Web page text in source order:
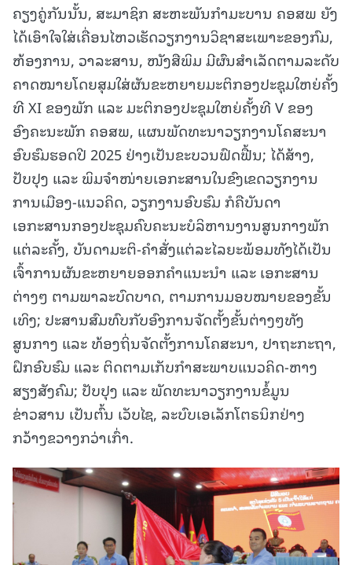
ຄຽງຄູ່ກັນນັ້ນ, ສະມາຊິກ ສະຫະພັນກໍາມະບານ ຄອສພ ຍັງ
ໄດ້ເອົາໃຈໃສ່ເຄື່ອນໄຫວເຮັດວຽກງານວິຊາສະເພາະຂອງກົມ,
ຫ້ອງການ, ວາລະສານ, ໜັງສືພິມ ມີຜົນສໍາເລັດຕາມລະດັບ
ຄາດໝາຍໂດຍສຸມໃສ່ຜັນຂະຫຍາຍມະຕິກອງປະຊຸມໃຫຍ່ຄັ້ງ
ທີ XI ຂອງພັກ ແລະ ມະຕິກອງປະຊຸມໃຫຍ່ຄັ້ງທີ V ຂອງ
ອົງຄະນະພັກ ຄອສພ, ແຜນພັດທະນາວຽກງານໂຄສະນາ
ອົບຮົມຮອດປີ 2025 ຢ່າງເປັນຂະບວນຟົດຟື້ນ; ໄດ້ສ້າງ,
ປັບປຸງ ແລະ ພິມຈຳໜ່າຍເອກະສານໃນຂົງເຂດວຽກງານ
ການເມືອງ-ແນວຄິດ, ວຽກງານອົບຮົມ ກໍຄືບັນດາ
ເອກະສານກອງປະຊຸມຄົບຄະນະບໍລິຫານງານສູນກາງພັກ
ແຕ່ລະຄັ້ງ, ບັນດາມະຕິ-ຄໍາສັ່ງແຕ່ລະໄລຍະພ້ອມທັງໄດ້ເປັນ
ເຈົ້າການຜັນຂະຫຍາຍອອກຄໍາແນະນໍາ ແລະ ເອກະສານ
ຕ່າງໆ ຕາມພາລະບົດບາດ, ຕາມການມອບໝາຍຂອງຂັ້ນ
ເທິງ; ປະສານສົມທົບກັບອົງການຈັດຕັ້ງຂັ້ນຕ່າງໆທັງ
ສູນກາງ ແລະ ທ້ອງຖິ່ນຈັດຕັ້ງການໂຄສະນາ, ປາຖະກະຖາ,
ຝຶກອົບຮົມ ແລະ ຕິດຕາມເກັບກຳສະພາບແນວຄິດ-ຫາງ
ສຽງສັງຄົມ; ປັບປຸງ ແລະ ພັດທະນາວຽກງານຂໍ້ມູນ
ຂ່າວສານ ເປັນຕົ້ນ ເວັບໄຊ, ລະບົບເອເລັກໂຕຣນິກຢ່າງ
ກວ້າງຂວາງກວ່າເກົ່າ.